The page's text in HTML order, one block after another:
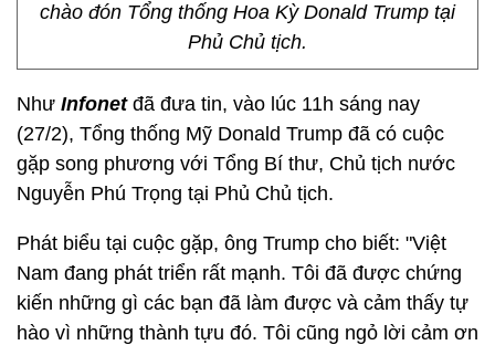
chào đón Tổng thống Hoa Kỳ Donald Trump tại
Phủ Chủ tịch.
Như Infonetđã đưa tin, vào lúc 11h sáng nay
(27/2), Tổng thống Mỹ Donald Trump đã có cuộc
gặp song phương với Tổng Bí thư, Chủ tịch nước
Nguyễn Phú Trọng tại Phủ Chủ tịch.
Phát biểu tại cuộc gặp, ông Trump cho biết: "Việt
Nam đang phát triển rất mạnh. Tôi đã được chứng
kiến những gì các bạn đã làm được và cảm thấy tự
hào vì những thành tựu đó. Tôi cũng ngỏ lời cảm ơn